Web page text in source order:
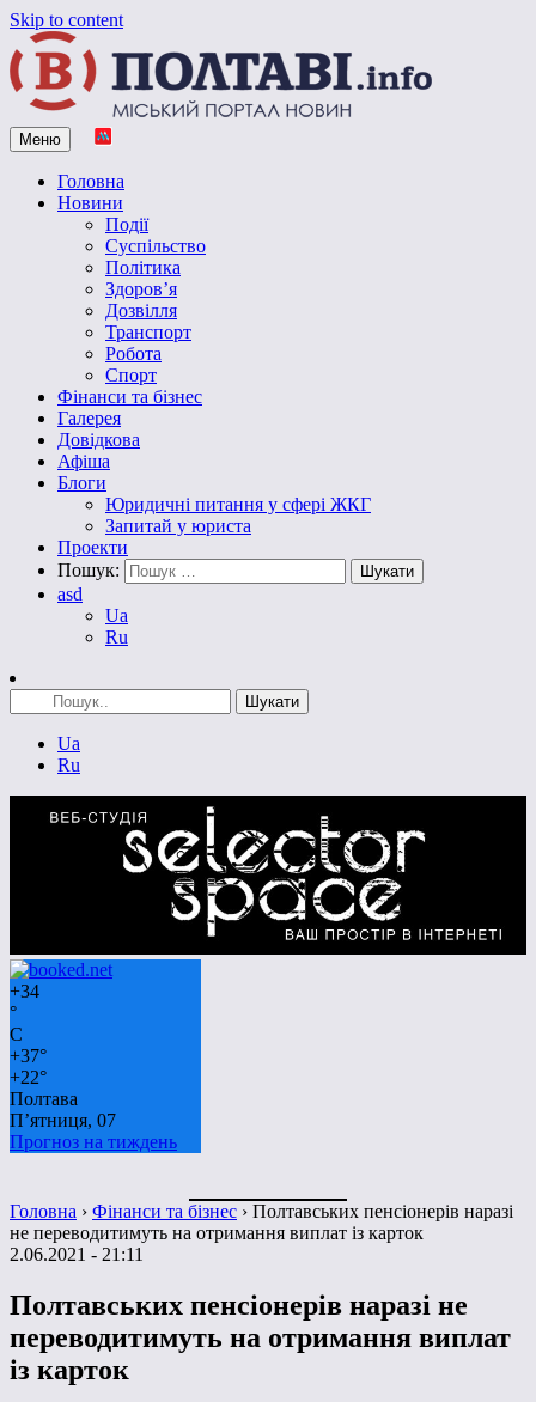
Skip to content
Vpoltave.info
Полтавський портал новин
Меню
Головна
Новини
Події
Суспільство
Політика
Здоров’я
Дозвілля
Транспорт
Робота
Спорт
Фінанси та бізнес
Галерея
Довідкова
Афіша
Блоги
Юридичні питання у сфері ЖКГ
Запитай у юриста
Проекти
Пошук:
asd
Ua
Ru
Ua
Ru
+34
°
C
+37°
+22°
Полтава
П’ятниця, 07
Прогноз на тиждень
Головна › Фінанси та бізнес › Полтавських пенсіонерів наразі
не переводитимуть на отримання виплат із карток
2.06.2021 - 21:11
Полтавських пенсіонерів наразі не
переводитимуть на отримання виплат
із карток